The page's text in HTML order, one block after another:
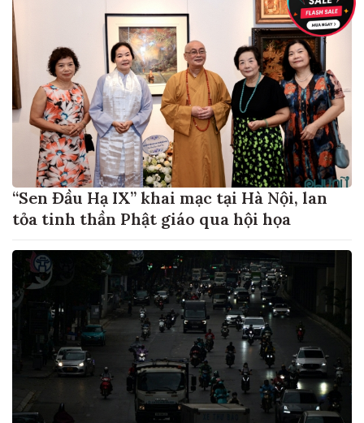
“Sen Đầu Hạ IX” khai mạc tại Hà Nội, lan
tỏa tinh thần Phật giáo qua hội họa